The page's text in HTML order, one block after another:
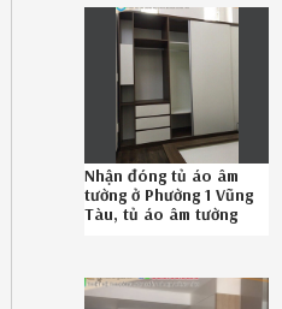
Nhận đóng tủ áo âm
tường ở Phường 1 Vũng
Tàu, tủ áo âm tường